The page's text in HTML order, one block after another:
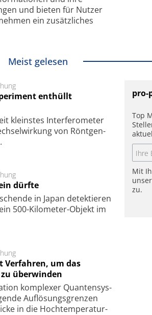
und bieten für Nutzer
ein zusätzliches
Meist gelesen
enthüllt
kleins­tes In­ter­fe­ro­me­ter
von Rönt­gen­
dürfte
in Japan de­tek­tie­ren
500-Kilo­meter-Objekt im
Verfahren, um das
überwinden
kom­ple­xer Quan­ten­sys­
Auf­lösungs­gren­zen
in die Hoch­tempe­ra­tur­
pro-
Top
Mit
zu.